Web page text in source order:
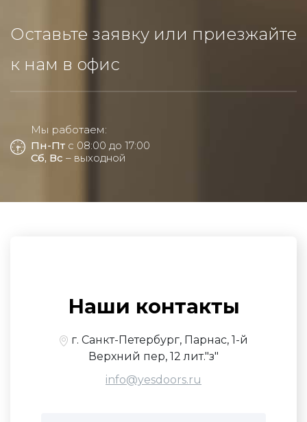
Комплект фурнитуры к складным дверям
APOLLO 2/908мм
торцевой зацеп (комплект)
Ручка-купе с фиксатором
Оставьте заявку или приезжайте
к нам в офис
Мы работаем:
Пн-Пт с 08:00 до 17:00
Сб, Вс – выходной
Наши контакты
г. Санкт-Петербург, Парнас, 1-й
Верхний пер, 12 лит."з"
info@yesdoors.ru